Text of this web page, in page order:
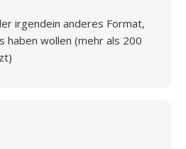
irgendein anderes Format,
haben wollen (mehr als 200